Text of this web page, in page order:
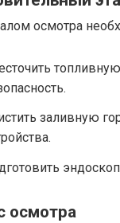
осмотра
заливную
осмотра